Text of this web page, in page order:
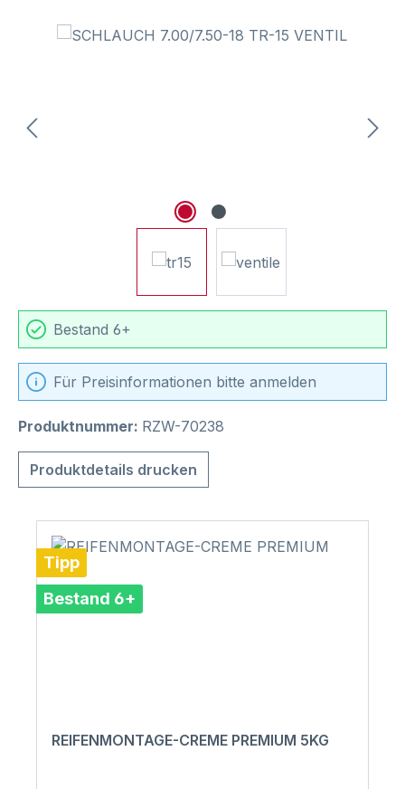
Bildergalerie überspringen
Bestand 6+
Für Preisinformationen bitte anmelden
Produktnummer: RZW-70238
Produktdetails drucken
Tipp
Bestand 6+
REIFENMONTAGE-CREME PREMIUM 5KG